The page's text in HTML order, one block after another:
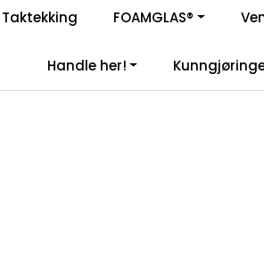
Enkelt kjøp, hentes i butikk
Taktekking FOAMGLAS®
Handle her!